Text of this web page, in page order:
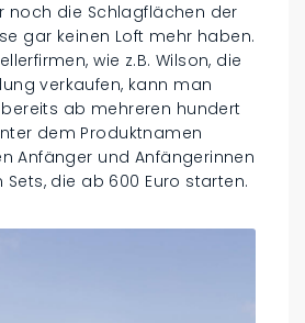
noch die Schlagflächen der
gar keinen Loft mehr haben.
wie z.B. Wilson, die
verkaufen, kann man
ab mehreren hundert
dem Produktnamen
Anfänger und Anfängerinnen
Sets, die ab 600 Euro starten.